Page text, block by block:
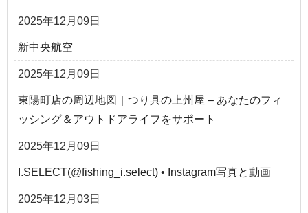
2025年12月09日
新中央航空
2025年12月09日
東陽町店の周辺地図｜つり具の上州屋 – あなたのフィ
ッシング＆アウトドアライフをサポート
2025年12月09日
I.SELECT(@fishing_i.select) • Instagram写真と動画
2025年12月03日